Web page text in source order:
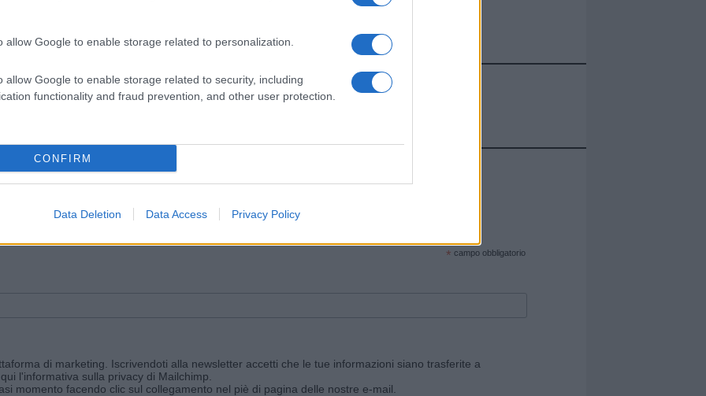
allow Google to enable storage related to personalization.
allow Google to enable storage related to security, including
functionality and fraud prevention, and other user protection.
CONFIRM
Data Deletion Data Access Privacy Policy
Invia un Comunicato Stampa|Pubblicità|Segnala
e ricevi le nostre email periodiche contenenti le ultime notizie pubblicate sul sito web!
* campo obbligatorio
di marketing. Iscrivendoti alla newsletter accetti che le tue informazioni siano trasferite a
l'informativa sulla privacy di Mailchimp
momento facendo clic sul collegamento nel piè di pagina delle nostre e-mail.